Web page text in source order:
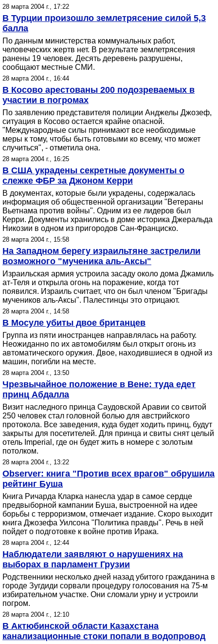
28 марта 2004 г., 17:22
В Турции произошло землетрясение силой 5,3
балла
По данным министерства коммунальных работ,
человеческих жертв нет. В результате землетрясения
ранены 19 человек. Десять деревень разрушены,
сообщают местные СМИ.
28 марта 2004 г., 16:44
В Косово арестованы 200 подозреваемых в
участии в погромах
По заявлению представителя полиции Анджелы Джозеф,
ситуация в Косово остается крайне опасной.
"Международные силы принимают все необходимые
меры к тому, чтобы быть готовыми ко всему, что может
случиться", - отметила она.
28 марта 2004 г., 16:25
В США украдены секретные документы о
слежке ФБР за Джоном Керри
В документах, которые были украдены, содержалась
информация об общественной организации "Ветераны
Вьетнама против войны". Одним из ее лидеров был
Керри. Документы хранились в доме историка Джеральда
Никозии в одном из пригородов Сан-Франциско.
28 марта 2004 г., 15:58
На Западном берегу израильтяне застрелили
возможного "мученика аль-Аксы"
Израильская армия устроила засаду около дома Джамиль
ат-Теля и открыла огонь на поражение, когда тот
появился. Израиль считает, что он был членом "Бригады
мучеников аль-Аксы". Палестинцы это отрицают.
28 марта 2004 г., 14:58
В Мосуле убиты двое британцев
Группа из пяти иностранцев направлялась на работу.
Неожиданно по их автомобилям был открыт огонь из
автоматического оружия. Двое, находившиеся в одной из
машин, погибли на месте.
28 марта 2004 г., 13:50
Чрезвычайное положение в Вене: туда едет
принц Абдалла
Визит наследного принца Саудовской Аравии со свитой
250 человек стал головной болью для австрийского
протокола. Все заведения, куда будет ходить принц, будут
закрыты для посетителей. Для принца и свиты снят целый
отель Imperial, где он будет жить в номере с золотым
потолком.
28 марта 2004 г., 13:22
Observer: книга "Против всех врагов" обрушила
рейтинг Буша
Книга Ричарда Кларка нанесла удар в самое сердце
предвыборной кампании Буша, выстроенной на идее
борьбы с терроризмом, отмечает издание. Скоро выходит
книга Джозефа Уилсона "Политика правды". Речь в ней
пойдет о подготовке к войне против Ирака.
28 марта 2004 г., 12:44
Наблюдатели заявляют о нарушениях на
выборах в парламент Грузии
Родственники несколько дней назад убитого гражданина в
городе Зугдиди сорвали процедуру голосования на 75-м
избирательном участке. Они сломали урну и устроили
погром.
28 марта 2004 г., 12:10
В Актюбинской области Казахстана
канализационные стоки попали в водопровод